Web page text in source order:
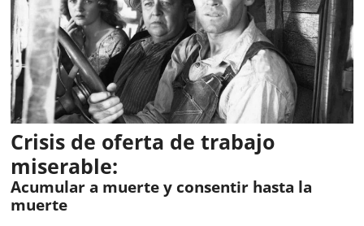
Crisis de oferta de trabajo
miserable:
Acumular a muerte y consentir hasta la
muerte